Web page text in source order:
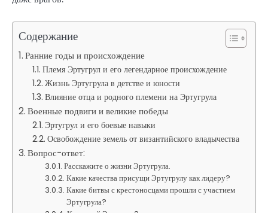
Содержание
Ранние годы и происхождение
Племя Эртугрул и его легендарное происхождение
Жизнь Эртугрула в детстве и юности
Влияние отца и родного племени на Эртугрула
Военные подвиги и великие победы
Эртугрул и его боевые навыки
Освобождение земель от византийского владычества
Вопрос-ответ:
Расскажите о жизни Эртугрула.
Какие качества присущи Эртугрулу как лидеру?
Какие битвы с крестоносцами прошли с участием
Эртугрула?